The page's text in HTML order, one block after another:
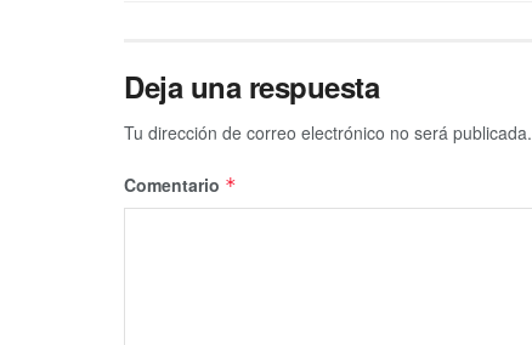
Deja una respuesta
Tu dirección de correo electrónico no será publicada.
Comentario *